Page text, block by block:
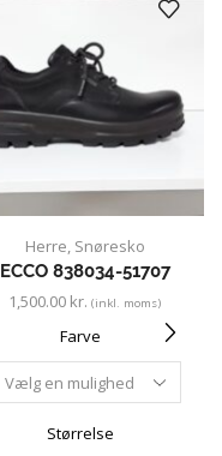
Herre, Snøresko
ECCO 838034-51707
1,500.00 kr. (inkl. moms)
Farve
Størrelse